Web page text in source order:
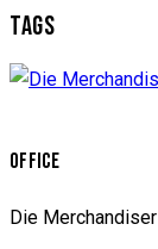
TAGS
OFFICE
Die Merchandiser